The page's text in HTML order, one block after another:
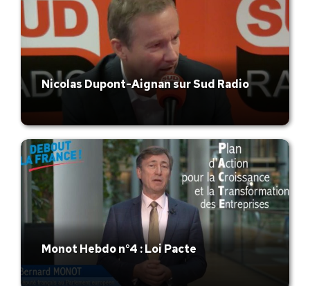
Nicolas Dupont-Aignan sur Sud Radio
Monot Hebdo n°4 : Loi Pacte